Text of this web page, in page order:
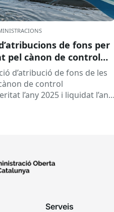
de fons per
pel cànon de control
l’any 2025 i
d’atribució de fons de les
de control
l’any 2025 i liquidat l’any
Serveis